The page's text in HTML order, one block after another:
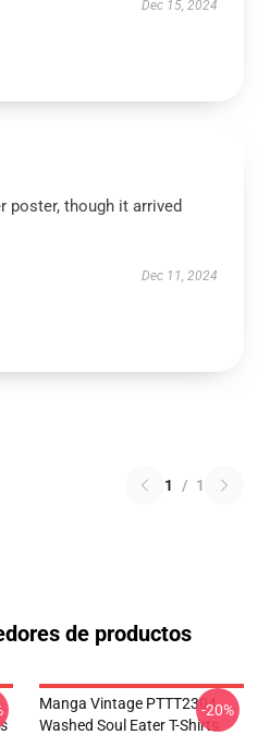
Dec 15, 2024
poster, though it arrived
Dec 11, 2024
1 / 1
de productos
Manga Vintage PTTT2304
Washed Soul Eater T-Shirts
-20%